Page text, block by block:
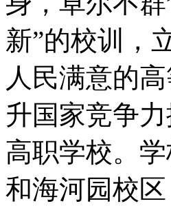
新”的校训，
人民满意的
升国家竞争
高职学校。
和海河园校